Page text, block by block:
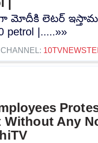
మోదీకి లెటర్
petrol |.....»»
CHANNEL:
Without Any